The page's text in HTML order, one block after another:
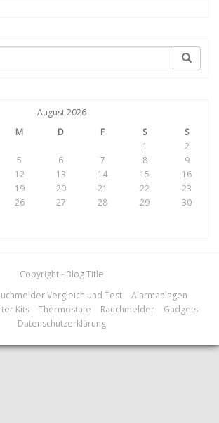
August 2026
M D F S
S
1
2
5 6 7 8
9
12 13 14 15
16
19 20 21 22
23
26 27 28 29
30
Copyright - Blog Title
Vergleich und Test
Alarmanlagen
Kits Thermostate Rauchmelder
Gadgets
Datenschutzerklärung